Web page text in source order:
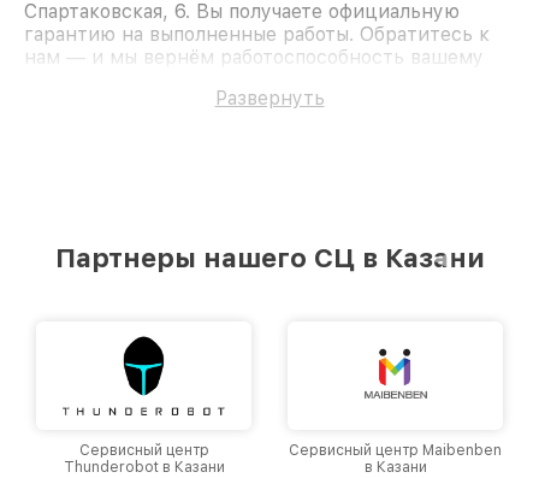
Спартаковская, 6. Вы получаете официальную
гарантию на выполненные работы. Обратитесь к
нам — и мы вернём работоспособность вашему
Развернуть
Партнеры нашего СЦ в Казани
Сервисный центр
Thunderobot в Казани
Сервисный центр Maibenben
в Казани